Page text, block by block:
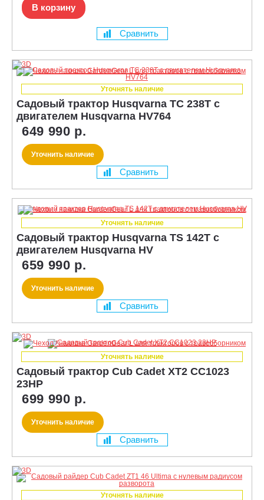
В корзину
Сравнить
Уточнять наличие
Садовый трактор Husqvarna TC 238T с
двигателем Husqvarna HV764
649 990 р.
Уточнить наличие
Сравнить
Уточнять наличие
Садовый трактор Husqvarna TS 142T с
двигателем Husqvarna HV
659 990 р.
Уточнить наличие
Сравнить
Уточнять наличие
Садовый трактор Cub Cadet XT2 CC1023
23HP
699 990 р.
Уточнить наличие
Сравнить
Уточнять наличие